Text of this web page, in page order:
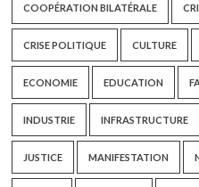
COOPÉRATION BILATÉRALE
CRISE POLITIQUE CULTURE
ECONOMIE EDUCATION
INDUSTRIE INFRASTRUCTURE
JUSTICE MANIFESTATION